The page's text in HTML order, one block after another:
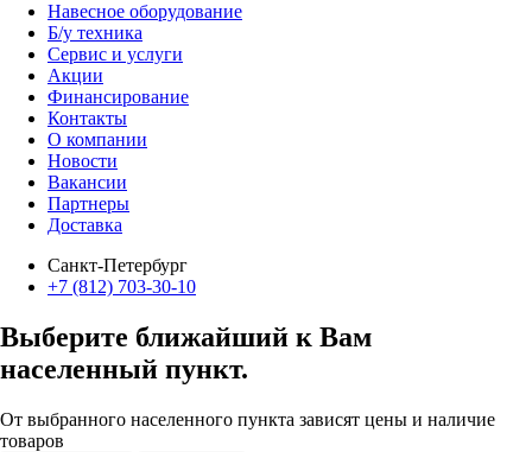
Навесное оборудование
Б/у техника
Сервис и услуги
Акции
Финансирование
Контакты
О компании
Новости
Вакансии
Партнеры
Доставка
Санкт-Петербург
+7 (812) 703-30-10
Выберите ближайший к Вам
населенный пункт.
От выбранного населенного пункта зависят цены и наличие
товаров